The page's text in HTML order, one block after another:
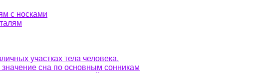
с носками
участках тела человека.
сна по основным сонникам